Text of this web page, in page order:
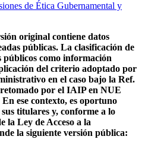
de Ética Gubernamental y
original contiene datos
públicas. La clasificación de
públicos como información
del criterio adoptado por
en el caso bajo la Ref.
por el IAIP en NUE
ese contexto, es oportuno
titulares y, conforme a lo
la Ley de Acceso a la
la siguiente versión pública: